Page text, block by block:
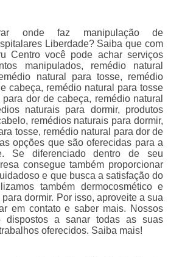
onde faz manipulação de
Liberdade? Saiba que com
Centro você pode achar serviços
manipulados, remédio natural
natural para tosse, remédio
cabeça, remédio natural para tosse
dor de cabeça, remédio natural
naturais para dormir, produtos
remédios naturais para dormir,
tosse, remédio natural para dor de
opções que são oferecidas para a
Se diferenciado dentro de seu
consegue também proporcionar
e que busca a satisfação do
também dermocosmético e
dormir. Por isso, aproveite a sua
em contato e saber mais. Nossos
dispostos a sanar todas as suas
oferecidos. Saiba mais!